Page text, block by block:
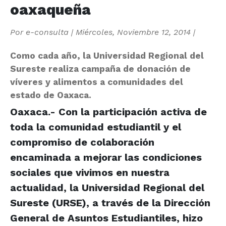
oaxaqueña
Por e-consulta | Miércoles, Noviembre 12, 2014 |
Como cada año, la Universidad Regional del
Sureste realiza campaña de donación de
víveres y alimentos a comunidades del
estado de Oaxaca.
Oaxaca.- Con la participación activa de
toda la comunidad estudiantil y el
compromiso de colaboración
encaminada a mejorar las condiciones
sociales que vivimos en nuestra
actualidad, la Universidad Regional del
Sureste (URSE), a través de la Dirección
General de Asuntos Estudiantiles, hizo